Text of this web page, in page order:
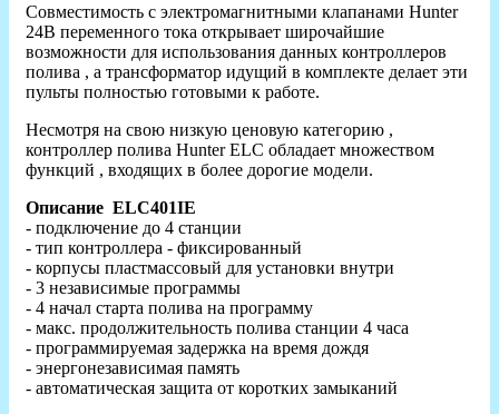
Совместимость с электромагнитными клапанами Hunter
24В переменного тока открывает широчайшие
возможности для использования данных контроллеров
полива , а трансформатор идущий в комплекте делает эти
пульты полностью готовыми к работе.
Несмотря на свою низкую ценовую категорию ,
контроллер полива Hunter ELC обладает множеством
функций , входящих в более дорогие модели.
Описание ELC401IE
- подключение до 4 станции
- тип контроллера - фиксированный
- корпусы пластмассовый для установки внутри
- 3 независимые программы
- 4 начал старта полива на программу
- макс. продолжительность полива станции 4 часа
- программируемая задержка на время дождя
- энергонезависимая память
- автоматическая защита от коротких замыканий